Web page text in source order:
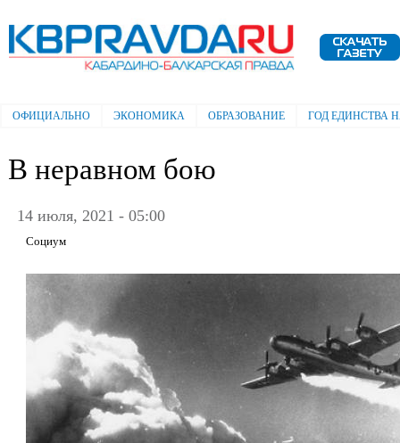
Электронная газета "Кабардино-
Балкарская правда"
Главное меню
ОФИЦИАЛЬНО ЭКОНОМИКА ОБРАЗОВАНИЕ ГОД ЕДИНСТВА
В неравном бою
14 июля, 2021 - 05:00
Социум